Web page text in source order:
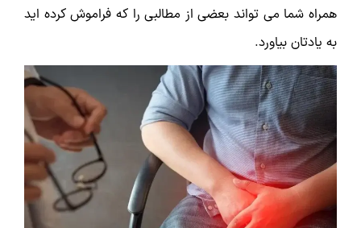
همراه شما می تواند بعضی از مطالبی را که فراموش کرده اید
به یادتان بیاورد.